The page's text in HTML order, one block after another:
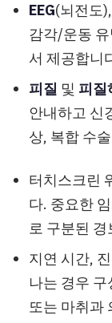
EEG(뇌전도),
감각/운동
서 제공합니
피질 및 피질
안내하고 신
상, 복합 수
터치스크린
다. 중요한
로 구분된 경
지연 시간,
나는 경우
또는 마취과